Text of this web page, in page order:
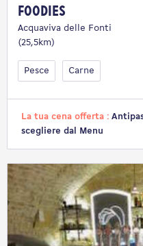
Foodies
Acquaviva delle Fonti
(25,5km)
Pesce Carne
La tua cena offerta :
scegliere dal Menu